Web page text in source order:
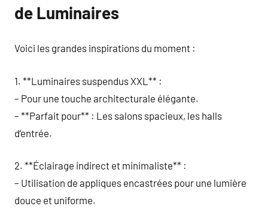
de Luminaires
Voici les grandes inspirations du moment :
1. **Luminaires suspendus XXL** :
– Pour une touche architecturale élégante.
– **Parfait pour** : Les salons spacieux, les halls
d’entrée.
2. **Éclairage indirect et minimaliste** :
– Utilisation de appliques encastrées pour une lumière
douce et uniforme.